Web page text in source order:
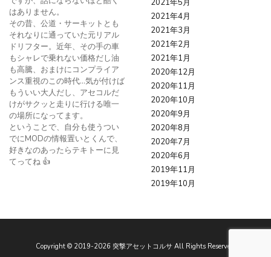
はありません。
その昔、公道・サーキットとも
それなりに通っていた元リアル
ドリフター。近年、その手の車
もシャレで乗れない価格だし油
も高騰、おまけにコンプライア
ンス重視のこの時代…気が付けば
もういい大人だし、アセコルだ
けがサクッと走りに行ける唯一
の場所になってます。
ということで、自分も使うつい
でにMODの情報置いとくんで、
好きなのあったらテキトーに見
てってね 👍
2021年5月
2021年4月
2021年3月
2021年2月
2021年1月
2020年12月
2020年11月
2020年10月
2020年9月
2020年8月
2020年7月
2020年6月
2019年11月
2019年10月
Copyright © 2019-2026 突撃アセットコルサAll Rights Reserved.